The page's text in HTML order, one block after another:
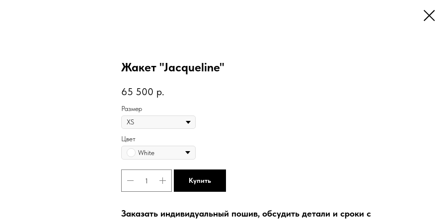
Жакет "Jacqueline"
65 500 р.
Размер
Цвет
White
Купить
Заказать индивидуальный пошив, обсудить детали и сроки с